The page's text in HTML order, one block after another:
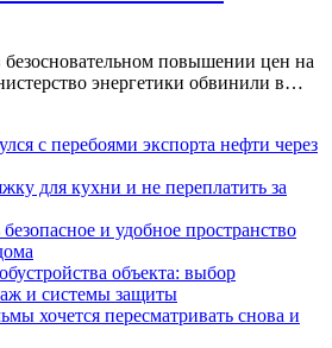
повышении цен на
энергетики обвинили в…
с перебоями экспорта нефти через
для кухни и не переплатить за
и удобное пространство
объекта: выбор
и системы защиты
хочется пересматривать снова и